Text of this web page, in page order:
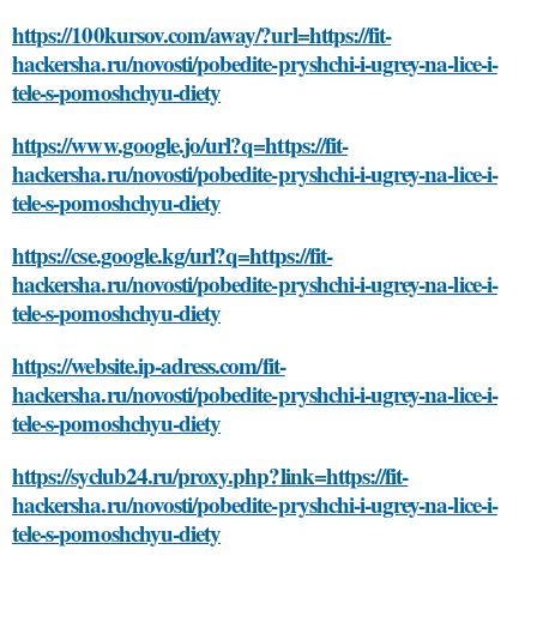
https://100kursov.com/away/?url=https://fit-
hackersha.ru/novosti/pobedite-pryshchi-i-ugrey-na-lice-i-
tele-s-pomoshchyu-diety
https://www.google.jo/url?q=https://fit-
hackersha.ru/novosti/pobedite-pryshchi-i-ugrey-na-lice-i-
tele-s-pomoshchyu-diety
https://cse.google.kg/url?q=https://fit-
hackersha.ru/novosti/pobedite-pryshchi-i-ugrey-na-lice-i-
tele-s-pomoshchyu-diety
https://website.ip-adress.com/fit-
hackersha.ru/novosti/pobedite-pryshchi-i-ugrey-na-lice-i-
tele-s-pomoshchyu-diety
https://syclub24.ru/proxy.php?link=https://fit-
hackersha.ru/novosti/pobedite-pryshchi-i-ugrey-na-lice-i-
tele-s-pomoshchyu-diety